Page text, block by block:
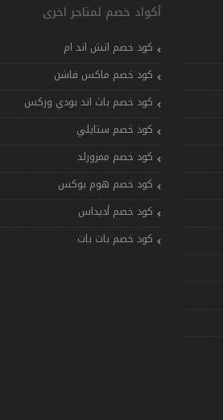
أكواد خصم لمتاجر اخرى
كود خصم اتش اند ام
كود خصم ماكس فاشن
كود خصم باث اند بودي وركس
كود خصم ستايلي
كود خصم ممزورلد
كود خصم هوم بوكس
كود خصم أديداس
كود خصم بات بات